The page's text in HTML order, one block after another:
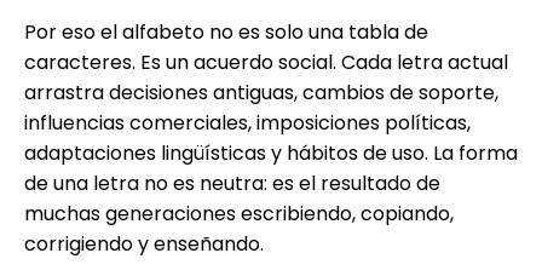
Por eso el alfabeto no es solo una tabla de
caracteres. Es un acuerdo social. Cada letra actual
arrastra decisiones antiguas, cambios de soporte,
influencias comerciales, imposiciones políticas,
adaptaciones lingüísticas y hábitos de uso. La forma
de una letra no es neutra: es el resultado de
muchas generaciones escribiendo, copiando,
corrigiendo y enseñando.